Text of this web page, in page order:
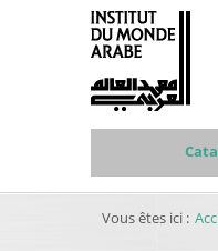
Vous êtes ici :